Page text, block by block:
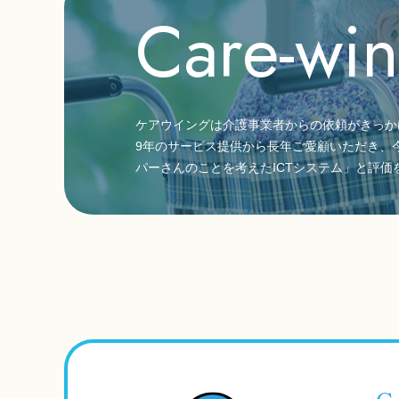
Care-
ケアウイングは介護事業者からの依頼がきっ
9年のサービス提供から長年ご愛顧いただき
パーさんのことを考えたICTシステム」と評価